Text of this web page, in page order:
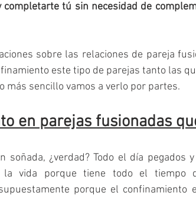
tú sin necesidad de
sobre las relaciones de pareja
este tipo de parejas tanto las
más sencillo vamos a verlo por partes.
en parejas fusionadas
soñada, ¿verdad? Todo el día pegados
la vida porque tiene todo el tiempo
porque el confinamiento